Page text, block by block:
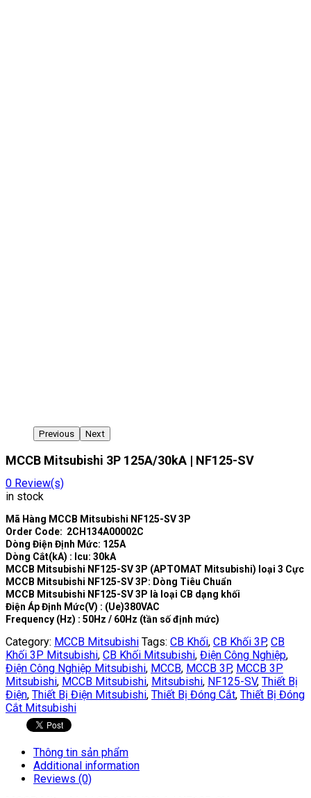
Previous Next
MCCB Mitsubishi 3P 125A/30kA | NF125-SV
0 Review(s)
in stock
Mã Hàng MCCB Mitsubishi NF125-SV 3P
Order Code: 2CH134A00002C
Dòng Điện Định Mức: 125A
Dòng Cắt(kA) : Icu: 30kA
MCCB Mitsubishi NF125-SV 3P (APTOMAT Mitsubishi) loại 3 Cực
MCCB Mitsubishi NF125-SV 3P: Dòng Tiêu Chuẩn
MCCB Mitsubishi NF125-SV 3P là loại CB dạng khối
Điện Áp Định Mức(V) : (Ue)380VAC
Frequency (Hz) : 50Hz / 60Hz (tần số định mức)
Category: MCCB Mitsubishi Tags: CB Khối, CB Khối 3P, CB
Khối 3P Mitsubishi, CB Khối Mitsubishi, Điện Công Nghiệp,
Điện Công Nghiệp Mitsubishi, MCCB, MCCB 3P, MCCB 3P
Mitsubishi, MCCB Mitsubishi, Mitsubishi, NF125-SV, Thiết Bị
Điện, Thiết Bị Điện Mitsubishi, Thiết Bị Đóng Cắt, Thiết Bị Đóng
Cắt Mitsubishi
Thông tin sản phẩm
Additional information
Reviews (0)